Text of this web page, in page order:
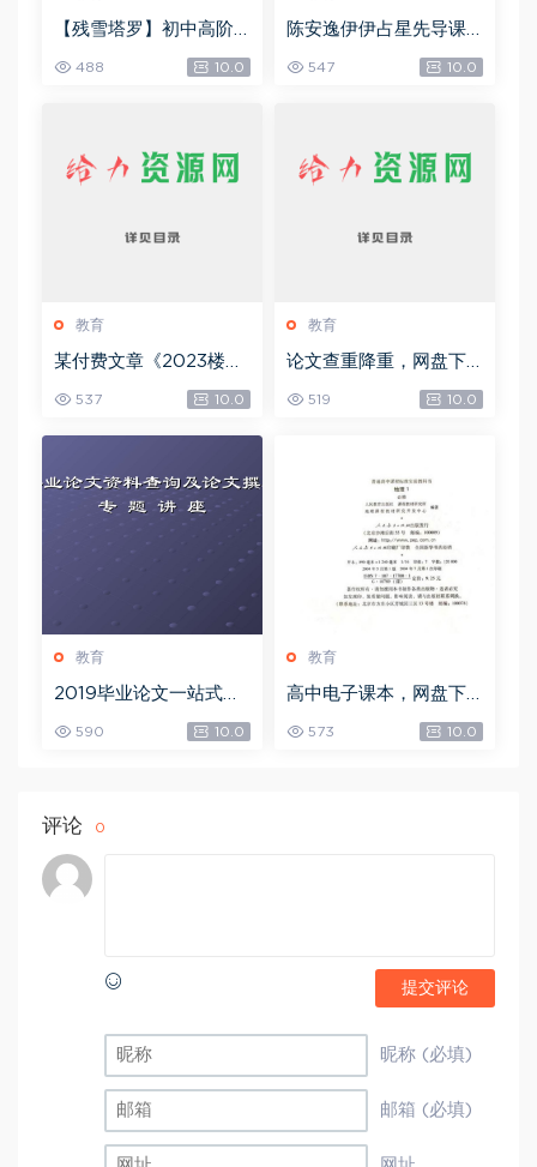
【残雪塔罗】初中高阶
合集，网盘下载(1.06G)
488 10.0
陈安逸伊伊占星先导课
+初中高级，网盘下载(4
6.45G)
547 10.0
教育
某付费文章《2023楼市
预判：新一轮大牛市会
来吗？》!，网盘下载(15.
73M)
537 10.0
教育
论文查重降重，网盘下
519 10.0
教育
2019毕业论文一站式解
决方案，网盘下载(19.6
8G)
590 10.0
教育
高中电子课本，网盘下
573 10.0
评论 0
提交评论
昵称 (必填)
邮箱 (必填)